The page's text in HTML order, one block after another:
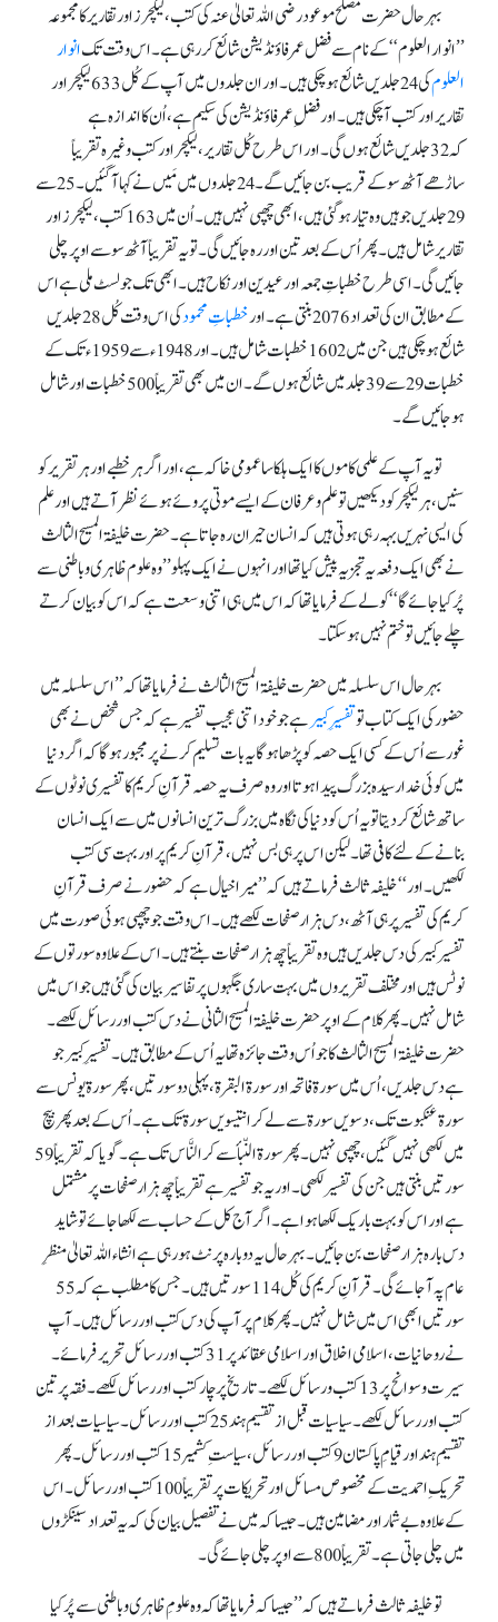
بہر حال حضرت مصلح موعود رضی اللہ تعالیٰ عنہ کی کتب، لیکچرز اور تقاریر کا مجموعہ
’’انوار العلوم‘‘ کے نام سے فضل عمر فاؤنڈیشن شائع کر رہی ہے۔ اس وقت تکانوار
العلوم
کی 24 جلدیں شائع ہو چکی ہیں۔ اور ان جلدوں میں آپ کے کُل 633 لیکچر اور
تقاریر اور کتب آ چکی ہیں۔ اور فضلِ عمر فاؤنڈیشن کی سکیم ہے، اُن کا اندازہ ہے
کہ 32جلدیں شائع ہوں گی۔ اور اس طرح کُل تقاریر، لیکچر اور کتب وغیرہ تقریباً
ساڑھے آٹھ سو کے قریب بن جائیں گے۔ 24 جلدوں میں مَیں نے کہا آ گئیں۔ 25 سے
29 جلدیں جو ہیں وہ تیار ہو گئی ہیں، ابھی چھپی نہیں ہیں۔ اُن میں 163 کتب، لیکچرز اور
تقاریر شامل ہیں۔ پھر اُس کے بعد تین اور رہ جائیں گی۔ تو یہ تقریباً آٹھ سو سے اوپر چلی
جائیں گی۔ اسی طرح خطباتِ جمعہ اور عیدین اور نکاح ہیں۔ ابھی تک جو لسٹ ملی ہے اس
کے مطابق ان کی تعداد 2076 بنتی ہے۔ اور
خطباتِ محمود
کی اس وقت کُل 28 جلدیں
شائع ہو چکی ہیں جن میں 1602 خطبات شامل ہیں۔ اور 1948ء سے 1959ء تک کے
خطبات 29 سے 39 جلد میں شائع ہوں گے۔ ان میں بھی تقریباً 500 خطبات اور شامل
ہو جائیں گے۔
تو یہ آپ کے علمی کاموں کا ایک ہلکا سا عمومی خاکہ ہے، اور اگر ہر خطبے اور ہر تقریر کو
سنیں، ہر لیکچر کو دیکھیں تو علم و عرفان کے ایسے موتی پروئے ہوئے نظر آتے ہیں اور علم
کی ایسی نہریں بہہ رہی ہوتی ہیں کہ انسان حیران رہ جاتا ہے۔ حضرت خلیفۃ المسیح الثالث
نے بھی ایک دفعہ یہ تجزیہ پیش کیا تھا اور انہوں نے ایک پہلو ’’وہ علوم ظاہری و باطنی سے
پُر کیا جائے گا‘‘ کو لے کے فرمایا تھا کہ اس میں ہی اتنی وسعت ہے کہ اس کو بیان کرتے
چلے جائیں تو ختم نہیں ہو سکتا۔
بہر حال اس سلسلہ میں حضرت خلیفۃ المسیح الثالث نے فرمایا تھا کہ ’’ اس سلسلہ میں
حضور کی ایک کتاب توتفسیرِ کبیرہے جو خود اتنی عجیب تفسیر ہے کہ جس شخص نے بھی
غور سے اُس کے کسی ایک حصہ کو پڑھا ہو گا یہ بات تسلیم کرنے پر مجبور ہو گا کہ اگر دنیا
میں کوئی خدا رسیدہ بزرگ پیدا ہوتا اور وہ صرف یہ حصہ قرآنِ کریم کا تفسیری نوٹوں کے
ساتھ شائع کر دیتا تو یہ اُس کو دنیا کی نگاہ میں بزرگ ترین انسانوں میں سے ایک انسان
بنانے کے لئے کافی تھا۔ لیکن اس پر ہی بس نہیں، قرآنِ کریم پر اور بہت سی کتب
لکھیں۔ اور ‘‘ خلیفہ ثالث فرماتے ہیں کہ ’’ میرا خیال ہے کہ حضور نے صرف قرآنِ
کریم کی تفسیر پر ہی آٹھ، دس ہزار صفحات لکھے ہیں۔ اس وقت جو چھپی ہوئی صورت میں
تفسیر کبیر کی دس جلدیں ہیں وہ تقریباً چھ ہزار صفحات بنتے ہیں۔ اس کے علاوہ سورتوں کے
نوٹس ہیں اور مختلف تقریروں میں بہت ساری جگہوں پر تفاسیر بیان کی گئی ہیں جو اس میں
شامل نہیں۔ پھر کلام کے اوپر حضرت خلیفۃ المسیح الثانی نے دس کتب اور رسائل لکھے۔
حضرت خلیفۃ المسیح الثالث کا جو اُس وقت جائزہ تھایہ اُس کے مطابق ہیں۔ تفسیرِ کبیر جو
ہے دس جلدیں، اُس میں سورۃ فاتحہ اور سورۃ البقرۃ، پہلی دو سورتیں، پھر سورۃ یونس سے
سورۃ عنکبوت تک، دسویں سورۃ سے لے کر انتیسویں سورۃ تک ہے۔ اُس کے بعد پھر بیچ
میں لکھی نہیں گئیں، چھپی نہیں۔ پھر سورۃ النّبأ سے کر النَّاس تک ہے۔ گویا کہ تقریباً 59
سورتیں بنتی ہیں جن کی تفسیر لکھی۔ اور یہ جو تفسیر ہے تقریباً چھ ہزار صفحات پر مشتمل
ہے اور اس کو بہت باریک لکھا ہوا ہے۔ اگر آج کل کے حساب سے لکھا جائے تو شاید
دس بارہ ہزار صفحات بن جائیں۔ بہر حال یہ دوبارہ پرنٹ ہو رہی ہے انشاء اللہ تعالیٰ منظرِ
عام پہ آجائے گی۔ قرآنِ کریم کی کُل 114 سورتیں ہیں۔ جس کا مطلب ہے کہ 55
سورتیں ابھی اس میں شامل نہیں۔ پھر کلام پر آپ کی دس کتب اور رسائل ہیں۔ آپ
نے روحانیات، اسلامی اخلاق اور اسلامی عقائد پر 31 کتب اور رسائل تحریر فرمائے۔
سیرت و سوانح پر 13 کتب و رسائل لکھے۔ تاریخ پر چار کتب اور رسائل لکھے۔ فقہ پر تین
کتب اور رسائل لکھے۔ سیاسیات قبل از تقسیمِ ہند25 کتب اور رسائل۔ سیاسیات بعد از
تقسیمِ ہنداور قیامِ پاکستان 9 کتب اور رسائل، سیاستِ کشمیر 15 کتب اور رسائل۔ پھر
تحریکِ احمدیت کے مخصوص مسائل اور تحریکات پر تقریباً 100 کتب اور رسائل۔ اس
کے علاوہ بے شمار اور مضامین ہیں۔ جیسا کہ میں نے تفصیل بیان کی کہ یہ تعداد سینکڑوں
میں چلی جاتی ہے۔ تقریباً 800 سے اوپر چلی جائے گی۔
تو خلیفہ ثالث فرماتے ہیں کہ ’’جیسا کہ فرمایا تھا کہ وہ علومِ ظاہری و باطنی سے پُر کیا